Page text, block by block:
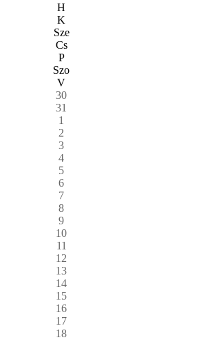
H
K
Sze
Cs
P
Szo
V
30
31
1
2
3
4
5
6
7
8
9
10
11
12
13
14
15
16
17
18